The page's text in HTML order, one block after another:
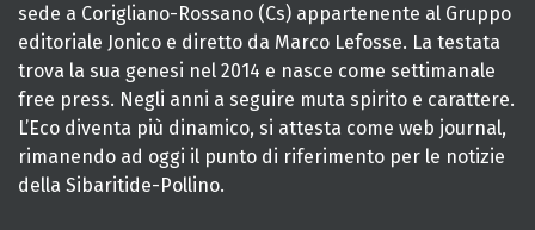
sede a Corigliano-Rossano (Cs) appartenente al Gruppo
editoriale Jonico e diretto da Marco Lefosse. La testata
trova la sua genesi nel 2014 e nasce come settimanale
free press. Negli anni a seguire muta spirito e carattere.
L’Eco diventa più dinamico, si attesta come web journal,
rimanendo ad oggi il punto di riferimento per le notizie
della Sibaritide-Pollino.